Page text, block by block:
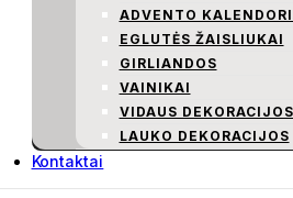
ADVENTO
EGLUTĖS ŽAISLIUKAI
GIRLIANDOS
VAINIKAI
VIDAUS DEKORACIJOS
LAUKO DEKORACIJOS
Kontaktai